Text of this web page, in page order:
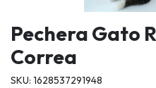
Pechera Gato
Correa
SKU: 1628537291948